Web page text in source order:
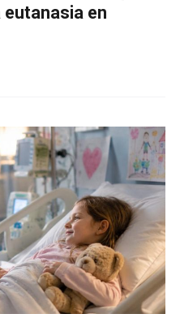
en